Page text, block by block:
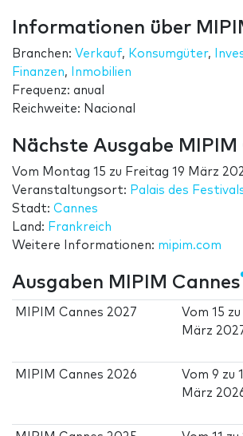
Informationen über
Branchen: Verkauf, Konsumgüter,
Finanzen,
Inmobilien
Frequenz: anual
Reichweite: Nacional
Nächste Ausgabe MIPIM
Vom Montag 15 zu Freitag 19 März
Veranstaltungsort: Palais des
Stadt: Cannes
Land: Frankreich
Weitere Informationen: mipim.com
Ausgaben MIPIM Cannes
MIPIM Cannes 2027 Vom15
März
MIPIM Cannes 2026 Vom9 zu
März